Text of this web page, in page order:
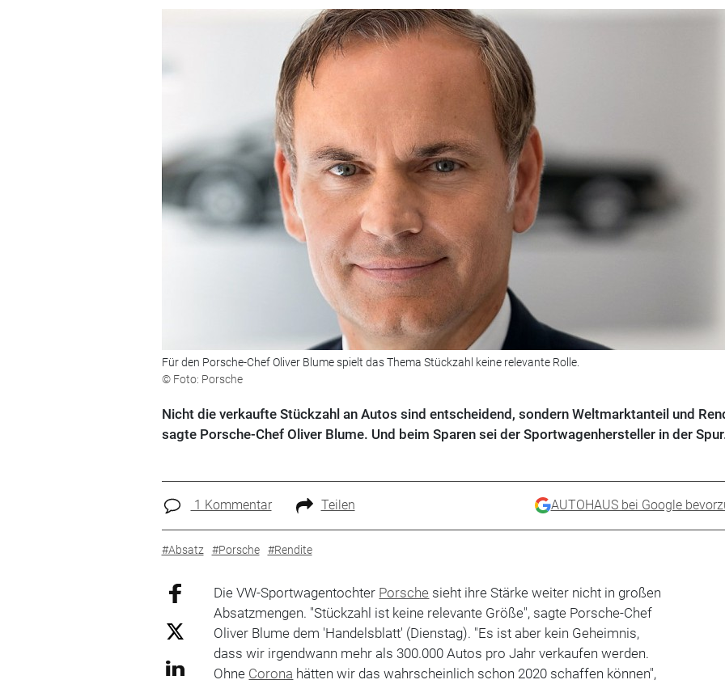
Für den Porsche-Chef Oliver Blume spielt das Thema Stückzahl keine relevante Rolle.
© Foto: Porsche
Nicht die verkaufte Stückzahl an Autos sind entscheidend, sondern Weltmarktanteil und
sagte Porsche-Chef Oliver Blume. Und beim Sparen sei der Sportwagenhersteller in der
1 Kommentar Teilen AUTOHAUS bei Google
#Absatz #Porsche #Rendite
Die VW-Sportwagentochter Porsche sieht ihre Stärke weiter nicht in großen
Absatzmengen. "Stückzahl ist keine relevante Größe", sagte Porsche-Chef
Oliver Blume dem 'Handelsblatt' (Dienstag). "Es ist aber kein Geheimnis,
dass wir irgendwann mehr als 300.000 Autos pro Jahr verkaufen werden.
Ohne Corona hätten wir das wahrscheinlich schon 2020 schaffen können",